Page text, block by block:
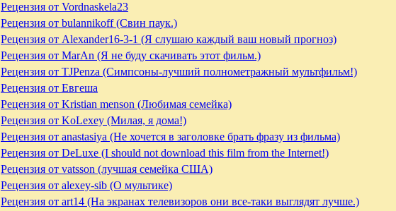
Рецензия от Vordnaskela23
Рецензия от bulannikoff (Свин паук.)
Рецензия от Alexander16-3-1 (Я слушаю каждый ваш новый прогноз)
Рецензия от MarAn (Я не буду скачивать этот фильм.)
Рецензия от TJPenza (Симпсоны-лучший полнометражный мультфильм!)
Рецензия от Евгеша
Рецензия от Kristian menson (Любимая семейка)
Рецензия от KoLexey (Милая, я дома!)
Рецензия от anastasiya (Не хочется в заголовке брать фразу из фильма)
Рецензия от DeLuxe (I should not download this film from the Internet!)
Рецензия от vatsson (лучшая семейка США)
Рецензия от alexey-sib (О мультике)
Рецензия от art14 (На экранах телевизоров они все-таки выглядят лучше.)